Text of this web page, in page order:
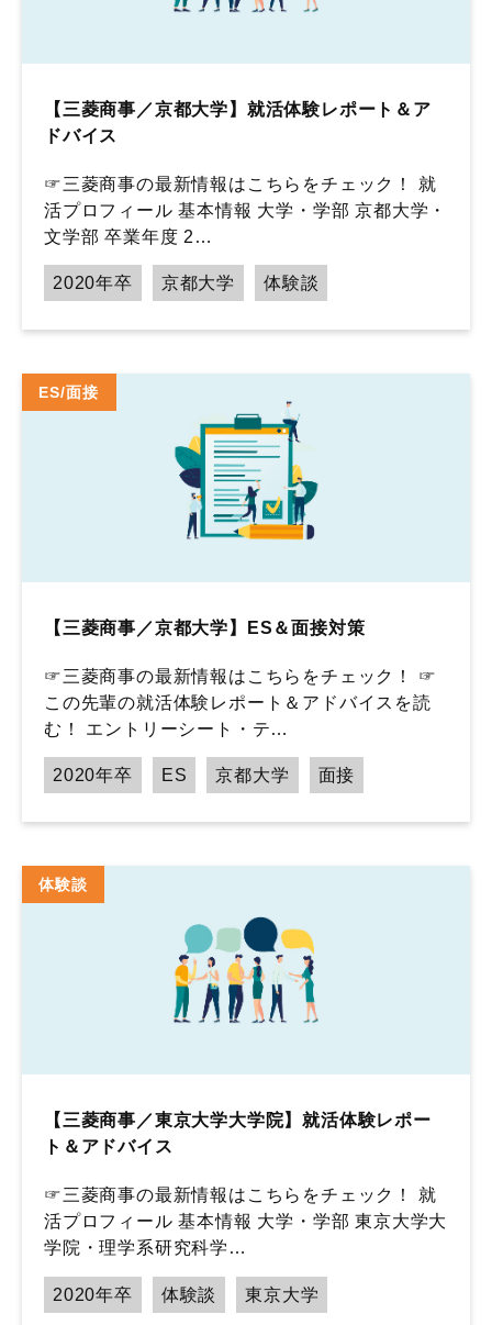
【三菱商事／京都大学】就活体験レポート＆ア
ドバイス
☞三菱商事の最新情報はこちらをチェック！ 就
活プロフィール 基本情報 大学・学部 京都大学・
文学部 卒業年度 2…
2020年卒 京都大学 体験談
ES/面接
【三菱商事／京都大学】ES＆面接対策
☞三菱商事の最新情報はこちらをチェック！ ☞
この先輩の就活体験レポート＆アドバイスを読
む！ エントリーシート・テ…
2020年卒 ES 京都大学 面接
体験談
【三菱商事／東京大学大学院】就活体験レポー
ト＆アドバイス
☞三菱商事の最新情報はこちらをチェック！ 就
活プロフィール 基本情報 大学・学部 東京大学大
学院・理学系研究科学…
2020年卒 体験談 東京大学